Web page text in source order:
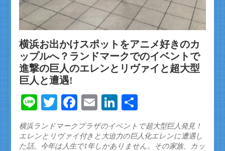
横浜お出かけスポットをアニメ好きのカ
ップルへ？ランドマークでのイベントで
進撃の巨人のエレンとリヴァイと超大型
巨人と遭遇!
LineTwitterFacebook
EmailLinkedIn
有
横浜ランドマークプラザのイベントで超大型巨人発見！
エレンとリヴァイ付きと大迫力の巨人化エレンに遭遇し
た話。今年は人生で1年しかありません。その家族、カッ